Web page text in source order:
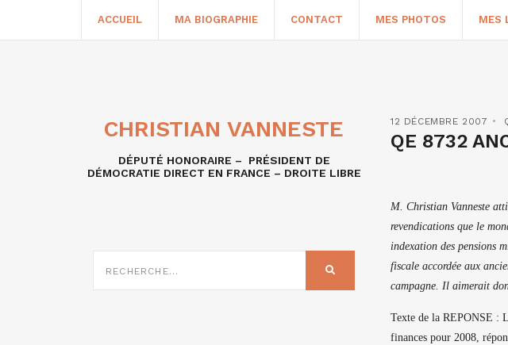
ACCUEIL MA BIOGRAPHIE CONTACT MES PHOTOS MES
12 DÉCEMBRE 2007
QE 8732
M. Christian Vanneste
revendications que le
indexation des pensions
fiscale accordée aux
campagne. Il aimerait
Texte de la REPONSE :
finances pour 2008,
CHRISTIAN VANNESTE
DÉPUTÉ HONORAIRE – PRÉSIDENT DE
DÉMOCRATIE DIRECT EN FRANCE – DROITE LIBRE
SUR
RECHERCHER